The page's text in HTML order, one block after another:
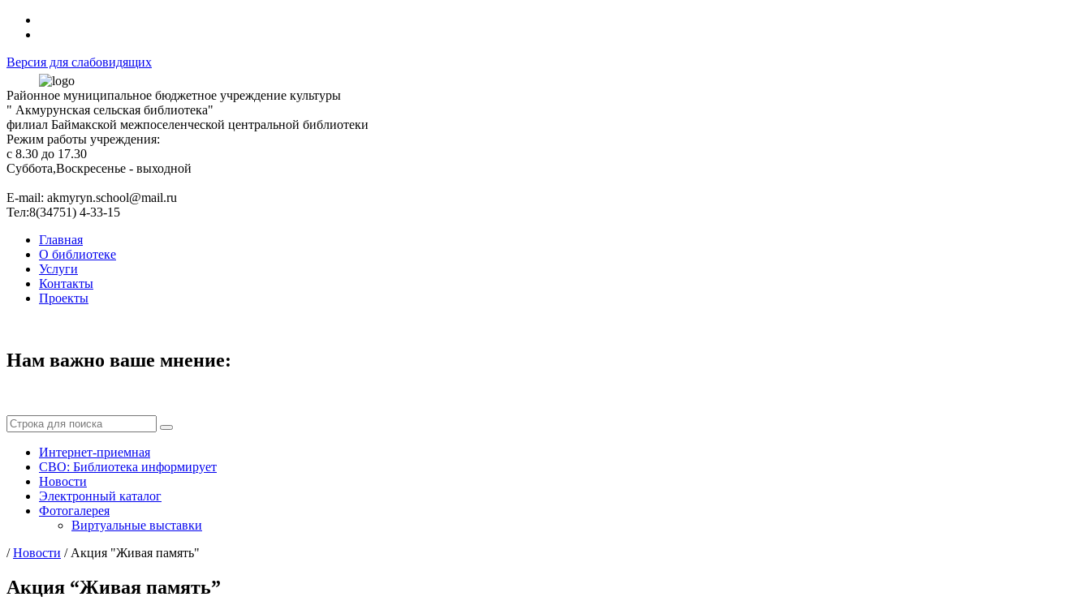
Версия для слабовидящих
Районное муниципальное бюджетное учреждение культуры
" Акмурунская сельская библиотека"
филиал Баймакской межпоселенческой центральной библиотеки
Режим работы учреждения:
с 8.30 до 17.30
Суббота,Воскресенье - выходной
Е-mail: akmyryn.school@mail.ru
Тел:8(34751) 4-33-15
Главная
О библиотеке
Услуги
Контакты
Проекты
Нам важно ваше мнение:
Интернет-приемная
СВО: Библиотека информирует
Новости
Электронный каталог
Фотогалерея
Виртуальные выставки
/Новости / Акция "Живая память"
Акция “Живая память”